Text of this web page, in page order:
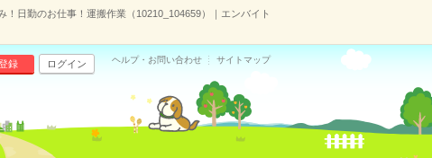
！日勤のお仕事！運搬作業（10210_104659）｜エンバイト
録 ログイン ヘルプ・お問い合わせ サイトマップ